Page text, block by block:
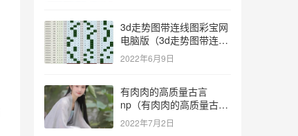
3d走势图带连线图彩宝网
电脑版（3d走势图带连线
图彩宝网手机版）
2022年6月9日
有肉肉的高质量古言
np（有肉肉的高质量古言
np推荐）
2022年7月2日